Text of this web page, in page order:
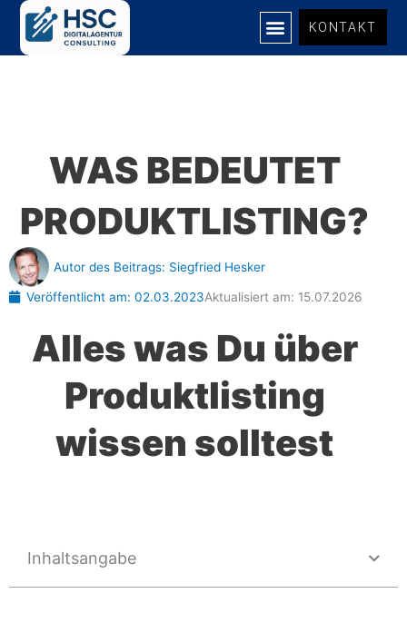
Zum
springen
KONTAKT
WAS BEDEUTET
PRODUKTLISTING?
Autor des Beitrags: Siegfried Hesker
Veröffentlicht am: 02.03.2023Aktualisiert am: 15.07.2026
Alles was Du über
Produktlisting
wissen solltest
Inhaltsangabe